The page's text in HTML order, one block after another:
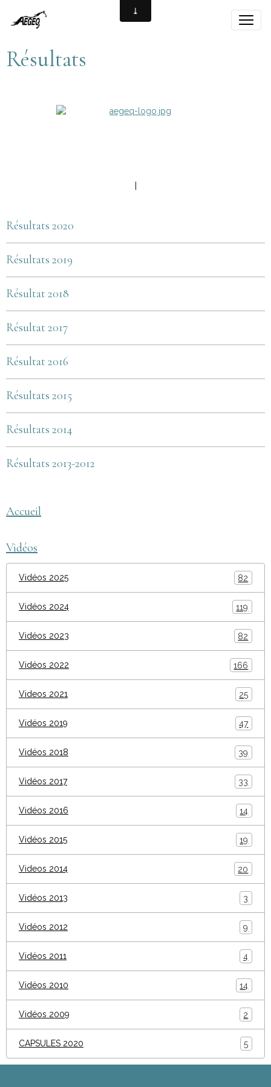
Résultats
Résultats 2020
Résultats 2019
Résultat 2018
Résultat 2017
Résultat 2016
Résultats 2015
Résultats 2014
Résultats 2013-2012
Accueil
Vidéos
Vidéos 2025 82
Vidéos 2024 119
Vidéos 2023 82
Vidéos 2022 166
Videos 2021 25
Vidéos 2019 47
Vidéos 2018 39
Vidéos 2017 33
Vidéos 2016 14
Vidéos 2015 19
Videos 2014 20
Vidéos 2013 3
Vidéos 2012 9
Vidéos 2011 4
Vidéos 2010 14
Vidéos 2009 2
CAPSULES 2020 5